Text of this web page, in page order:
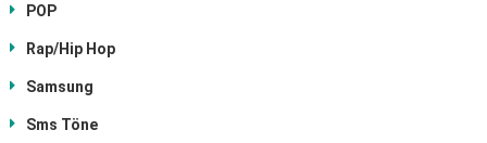
POP
Rap/Hip Hop
Samsung
Sms Töne